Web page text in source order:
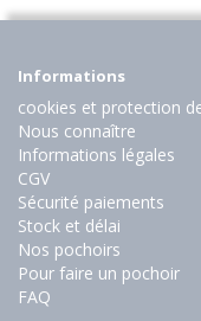
Informations
cookies et protection
Nous connaître
Informations légales
CGV
Sécurité paiements
Stock et délai
Nos pochoirs
Pour faire un pochoir
FAQ